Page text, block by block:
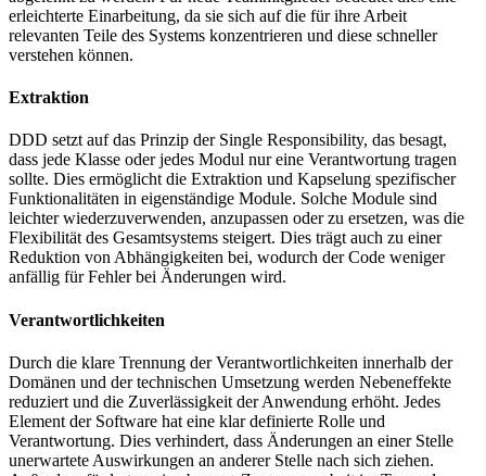
erleichterte Einarbeitung, da sie sich auf die für ihre Arbeit
relevanten Teile des Systems konzentrieren und diese schneller
verstehen können.
Extraktion
DDD setzt auf das Prinzip der Single Responsibility, das besagt,
dass jede Klasse oder jedes Modul nur eine Verantwortung tragen
sollte. Dies ermöglicht die Extraktion und Kapselung spezifischer
Funktionalitäten in eigenständige Module. Solche Module sind
leichter wiederzuverwenden, anzupassen oder zu ersetzen, was die
Flexibilität des Gesamtsystems steigert. Dies trägt auch zu einer
Reduktion von Abhängigkeiten bei, wodurch der Code weniger
anfällig für Fehler bei Änderungen wird.
Verantwortlichkeiten
Durch die klare Trennung der Verantwortlichkeiten innerhalb der
Domänen und der technischen Umsetzung werden Nebeneffekte
reduziert und die Zuverlässigkeit der Anwendung erhöht. Jedes
Element der Software hat eine klar definierte Rolle und
Verantwortung. Dies verhindert, dass Änderungen an einer Stelle
unerwartete Auswirkungen an anderer Stelle nach sich ziehen.